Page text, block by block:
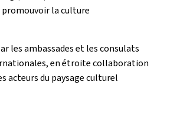
la culture
les ambassades et les consulats
en étroite collaboration
acteurs du paysage culturel